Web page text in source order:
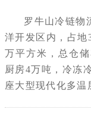
罗牛山冷链
洋开发区内，占地
万平方米，总仓
厨房4万吨，冷冻
座大型现代化多温